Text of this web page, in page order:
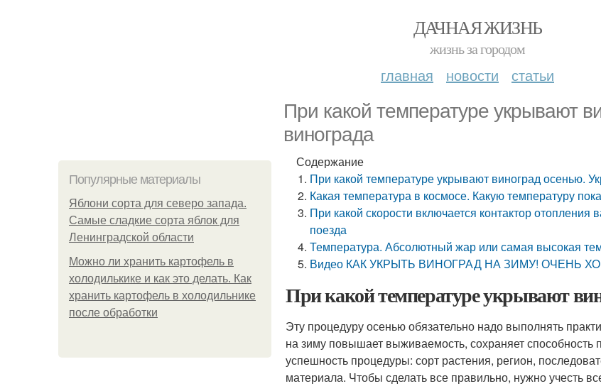
ДАЧНАЯ ЖИЗНЬ
жизнь за городом
главная новости статьи
При какой температуре укрывают
винограда
Популярные материалы
Яблони сорта для северо запада.
Самые сладкие сорта яблок для
Ленинградской области
Можно ли хранить картофель в
холодилькике и как это делать. Как
хранить картофель в холодильнике
после обработки
Содержание
При какой температуре укрывают виноград осенью.
Какая температура в космосе. Какую температуру
При какой скорости включается контактор
поезда
Температура. Абсолютный жар или самая высокая
Видео КАК УКРЫТЬ ВИНОГРАД НА ЗИМУ! ОЧЕНЬ
При какой температуре укрывают
Эту процедуру осенью обязательно надо выполнять
на зиму повышает выживаемость, сохраняет способность
успешность процедуры: сорт растения, регион,
материала. Чтобы сделать все правильно, нужно учесть